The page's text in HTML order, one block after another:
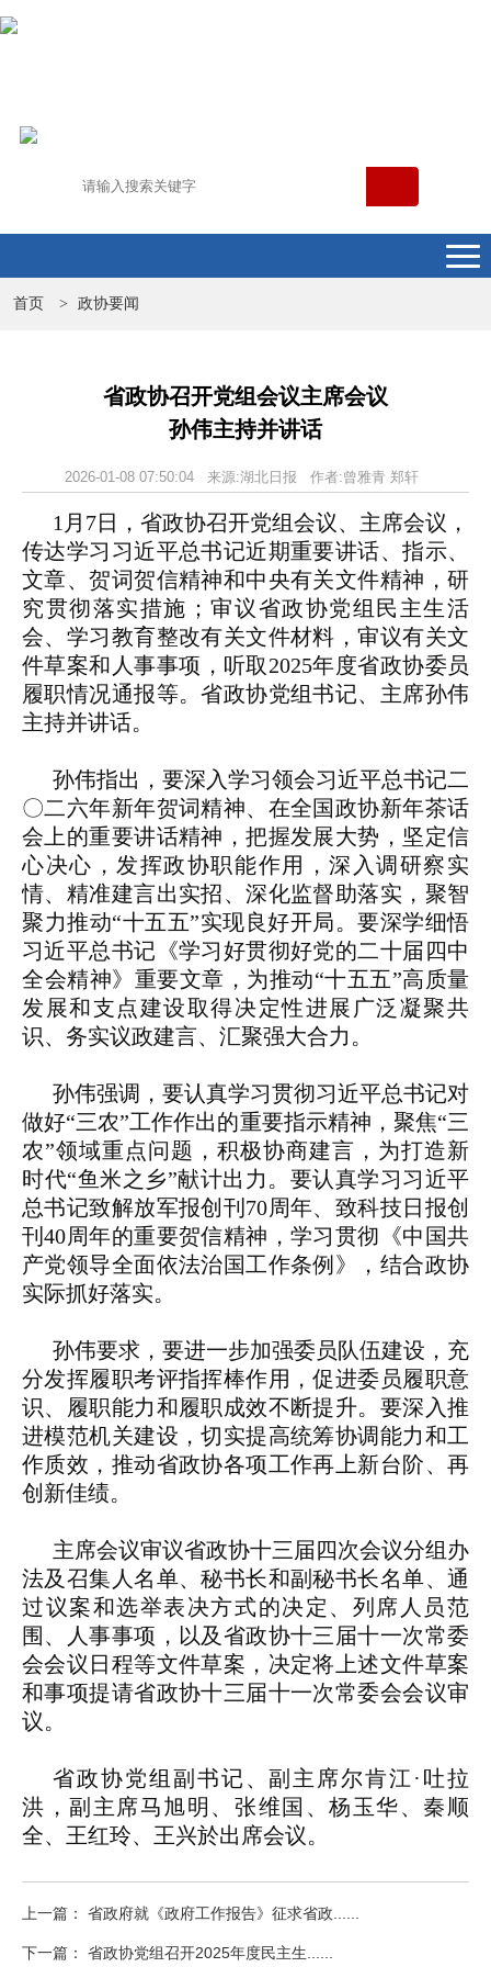
首页 > 政协要闻
省政协召开党组会议主席会议
孙伟主持并讲话
2026-01-08 07:50:04 来源:湖北日报 作者:曾雅青 郑轩
1月7日，省政协召开党组会议、主席会议，
传达学习习近平总书记近期重要讲话、指示、
文章、贺词贺信精神和中央有关文件精神，研
究贯彻落实措施；审议省政协党组民主生活
会、学习教育整改有关文件材料，审议有关文
件草案和人事事项，听取2025年度省政协委员
履职情况通报等。省政协党组书记、主席孙伟
主持并讲话。
孙伟指出，要深入学习领会习近平总书记二
〇二六年新年贺词精神、在全国政协新年茶话
会上的重要讲话精神，把握发展大势，坚定信
心决心，发挥政协职能作用，深入调研察实
情、精准建言出实招、深化监督助落实，聚智
聚力推动“十五五”实现良好开局。要深学细悟
习近平总书记《学习好贯彻好党的二十届四中
全会精神》重要文章，为推动“十五五”高质量
发展和支点建设取得决定性进展广泛凝聚共
识、务实议政建言、汇聚强大合力。
孙伟强调，要认真学习贯彻习近平总书记对
做好“三农”工作作出的重要指示精神，聚焦“三
农”领域重点问题，积极协商建言，为打造新
时代“鱼米之乡”献计出力。要认真学习习近平
总书记致解放军报创刊70周年、致科技日报创
刊40周年的重要贺信精神，学习贯彻《中国共
产党领导全面依法治国工作条例》，结合政协
实际抓好落实。
孙伟要求，要进一步加强委员队伍建设，充
分发挥履职考评指挥棒作用，促进委员履职意
识、履职能力和履职成效不断提升。要深入推
进模范机关建设，切实提高统筹协调能力和工
作质效，推动省政协各项工作再上新台阶、再
创新佳绩。
主席会议审议省政协十三届四次会议分组办
法及召集人名单、秘书长和副秘书长名单、通
过议案和选举表决方式的决定、列席人员范
围、人事事项，以及省政协十三届十一次常委
会会议日程等文件草案，决定将上述文件草案
和事项提请省政协十三届十一次常委会会议审
议。
省政协党组副书记、副主席尔肯江·吐拉
洪，副主席马旭明、张维国、杨玉华、秦顺
全、王红玲、王兴於出席会议。
上一篇： 省政府就《政府工作报告》征求省政......
下一篇： 省政协党组召开2025年度民主生......